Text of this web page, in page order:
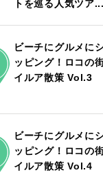
トを巡る人気ツア...
PLAY
ビーチにグルメに
ッピング！ロコの
イルア散策 Vol.3
PLAY
ビーチにグルメに
ッピング！ロコの
イルア散策 Vol.4